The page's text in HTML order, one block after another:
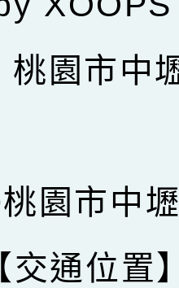
桃園市中
園市中
交通位置